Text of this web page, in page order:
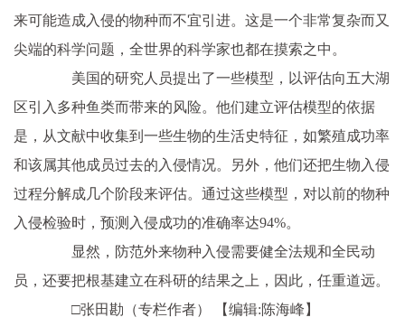
来可能造成入侵的物种而不宜引进。这是一个非常复杂而又
尖端的科学问题，全世界的科学家也都在摸索之中。
美国的研究人员提出了一些模型，以评估向五大湖
区引入多种鱼类而带来的风险。他们建立评估模型的依据
是，从文献中收集到一些生物的生活史特征，如繁殖成功率
和该属其他成员过去的入侵情况。另外，他们还把生物入侵
过程分解成几个阶段来评估。通过这些模型，对以前的物种
入侵检验时，预测入侵成功的准确率达94%。
显然，防范外来物种入侵需要健全法规和全民动
员，还要把根基建立在科研的结果之上，因此，任重道远。
□张田勘（专栏作者）
【编辑:陈海峰】